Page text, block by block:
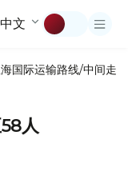
中文
国际运输路线/中间走廊
人